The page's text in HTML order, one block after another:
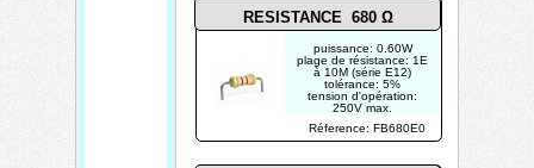
puissance: 0.60W
plage de résistance: 1E
à 10M (série E12)
tolérance: 5%
tension d'opération:
250V max.
Réference: FB680E0
RESISTANCE 680 Ω